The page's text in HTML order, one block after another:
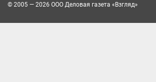
© 2005 — 2026 ООО Деловая газета «Взгляд»